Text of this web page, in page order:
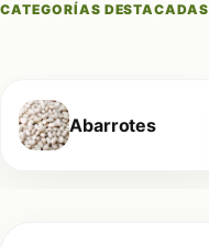
CATEGORÍAS DESTACADAS
Abarrotes